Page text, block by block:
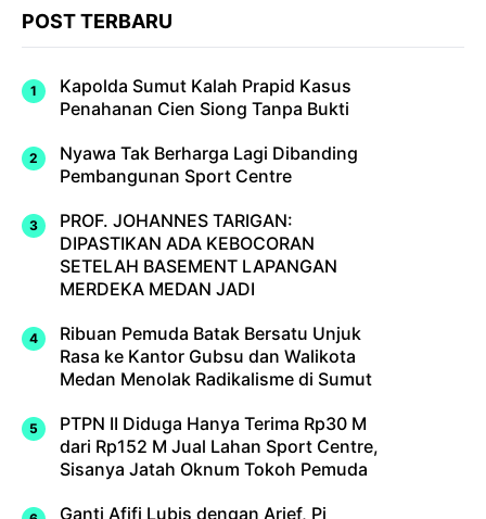
POST TERBARU
Kapolda Sumut Kalah Prapid Kasus
Penahanan Cien Siong Tanpa Bukti
Nyawa Tak Berharga Lagi Dibanding
Pembangunan Sport Centre
PROF. JOHANNES TARIGAN:
DIPASTIKAN ADA KEBOCORAN
SETELAH BASEMENT LAPANGAN
MERDEKA MEDAN JADI
Ribuan Pemuda Batak Bersatu Unjuk
Rasa ke Kantor Gubsu dan Walikota
Medan Menolak Radikalisme di Sumut
PTPN II Diduga Hanya Terima Rp30 M
dari Rp152 M Jual Lahan Sport Centre,
Sisanya Jatah Oknum Tokoh Pemuda
Ganti Afifi Lubis dengan Arief, Pj